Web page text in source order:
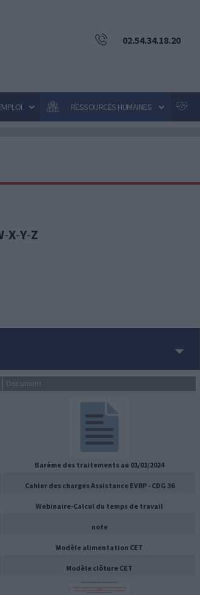
02.54.34.18.20
RESSOURCES HUMAINES
de grade
-X-Y-Z
Document
Barème des traitements au 01/01/2024
Cahier des charges Assistance EVRP - CDG 36
Webinaire-Calcul du temps de travail
note
Modèle alimentation CET
Modèle clôture CET